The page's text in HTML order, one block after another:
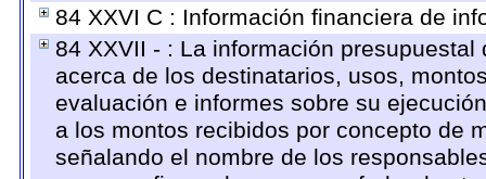
84 XXVI C : Información financiera de
84 XXVII - : La información
acerca de los destinatarios, usos,
evaluación e informes sobre su
a los montos recibidos por concepto de
señalando el nombre de los